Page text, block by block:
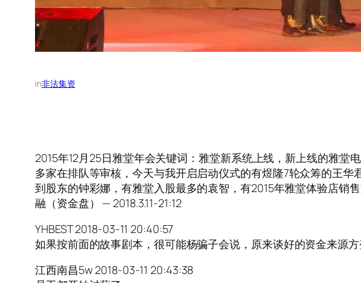
in非法集资
2015年12月25日雅堂年会关键词：雅堂新系统上线，新上线的雅
多家在排队等审核，今天与我开启启动仪式的有煜隆7轮众筹的王
到股东的钟彩娜，有雅堂入股最多的袁智，有2015年雅堂体验店销
融（资金盘） — 2018.3.11-21:12
YHBEST 2018-03-11 20:40:57
如果按前面的故事剧本，很可能杨骗子会说，原来谈好的资金来源
江西南昌5w 2018-03-11 20:43:38